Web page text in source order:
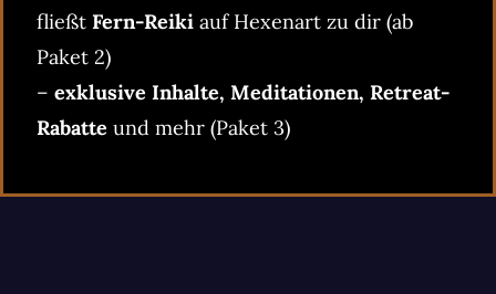
fließt Fern-Reiki auf Hexenart zu dir (ab
Paket 2)
– exklusive Inhalte, Meditationen, Retreat-
Rabatte und mehr (Paket 3)